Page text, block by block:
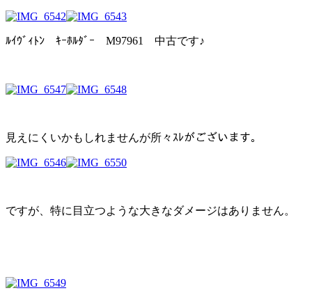
ﾙｲｳﾞｨﾄﾝ ｷｰﾎﾙﾀﾞｰ M97961 中古です♪
見えにくいかもしれませんが所々ｽﾚがございます。
ですが、特に目立つような大きなダメージはありません。